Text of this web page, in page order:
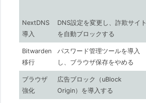
NextDNS
導入
DNS設定を変更し、詐欺サイト
を自動ブロックする
Bitwarden
移行
パスワード管理ツールを導入
し、ブラウザ保存をやめる
ブラウザ
強化
広告ブロック（uBlock
Origin）を導入する